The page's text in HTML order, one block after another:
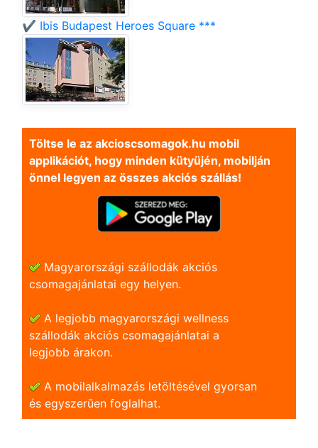
✔️ Ibis Budapest Heroes Square ***
Töltse le az akcioscsomagok.hu mobil
applikációt, hogy minden kütyüjén, mobilján
önnel legyen az összes akciós szállás!
Magyarországi szállodák akciós
csomagajánlatai egy helyen.
A legjobb magyarországi wellness
szállodák akciós csomagajánlatai a
legjobb árakon.
A mobilalkalmazás letöltésével gyorsan
és egyszerũen foglalhat.